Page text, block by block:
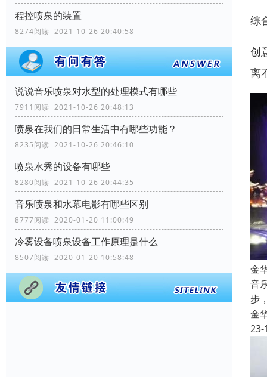
程控喷泉的装置
8274阅读 2021-10-26 20:40:58
说说音乐喷泉对水型的处理模式有哪些
7911阅读 2021-10-26 20:48:13
喷泉在我们的日常生活中有哪些功能？
8235阅读 2021-10-26 20:46:10
喷泉水秀的设备有哪些
8280阅读 2021-10-26 20:44:35
音乐喷泉和水幕电影有哪些区别
8777阅读 2020-01-20 11:00:49
冷雾设备喷泉设备工作原理是什么
8507阅读 2020-01-20 10:58:48
综
创
离
金
音
步
金
23-